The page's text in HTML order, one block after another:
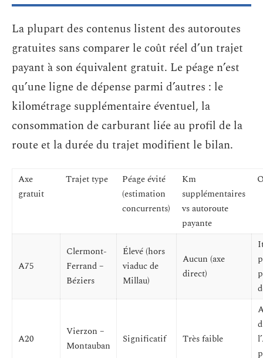
La plupart des contenus listent des autoroutes
gratuites sans comparer le coût réel d’un trajet
payant à son équivalent gratuit. Le péage n’est
qu’une ligne de dépense parmi d’autres : le
kilométrage supplémentaire éventuel, la
consommation de carburant liée au profil de la
route et la durée du trajet modifient le bilan.
Axe
gratuit
Trajet type
Péage évité
(estimation
concurrents)
Km
supplémentaires
vs autoroute
payante
A75
Clermont-
Ferrand –
Béziers
Élevé (hors
viaduc de
Millau)
Aucun (axe
direct)
A20
Vierzon –
Montauban
Significatif Très faible